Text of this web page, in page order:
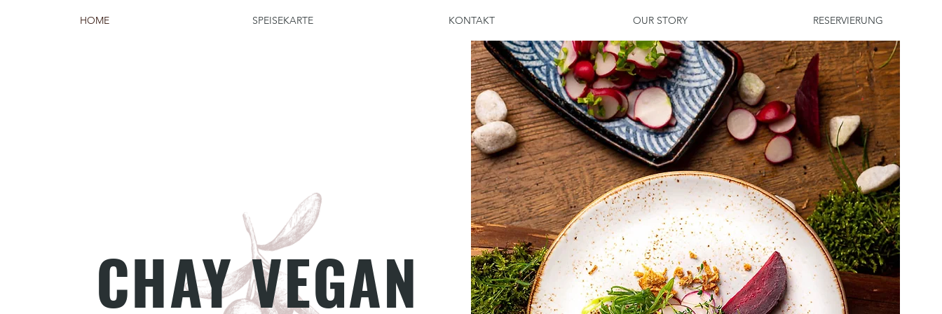
HOME SPEISEKARTE KONTAKT OUR STORY RESERVIERUNG
CHAY VEGAN